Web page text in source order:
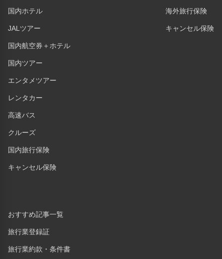
国内ホテル
JALツアー
国内航空券＋ホテル
国内ツアー
エンタメツアー
レンタカー
高速バス
クルーズ
国内旅行保険
キャンセル保険
おすすめ記事一覧
旅行業登録証
旅行業約款・条件書
海外旅行保険
キャンセル保険